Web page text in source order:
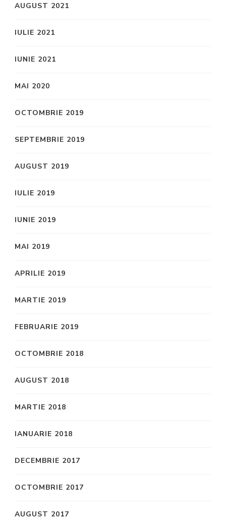
AUGUST 2021
IULIE 2021
IUNIE 2021
MAI 2020
OCTOMBRIE 2019
SEPTEMBRIE 2019
AUGUST 2019
IULIE 2019
IUNIE 2019
MAI 2019
APRILIE 2019
MARTIE 2019
FEBRUARIE 2019
OCTOMBRIE 2018
AUGUST 2018
MARTIE 2018
IANUARIE 2018
DECEMBRIE 2017
OCTOMBRIE 2017
AUGUST 2017